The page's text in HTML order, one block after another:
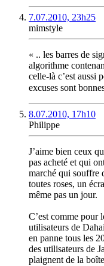
7.07.2010, 23h25
mimstyle
« .. les barres de
algorithme
celle-là c’est aussi
excuses sont
8.07.2010, 17h10
Philippe
J’aime bien ceux
pas acheté et qui
marché qui souffre
toutes roses, un
même pas un jour.
C’est comme pour
utilisateurs de
en panne tous les
des utilisateurs de
plaignent de la